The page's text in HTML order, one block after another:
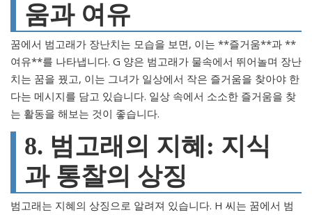
움과 여유
꿈에서 범고래가 장난치는 모습을 보면, 이는 **즐거움**과 **
여유**를 나타냅니다. G 양은 범고래가 물속에서 뛰어놀며 장난
치는 꿈을 꿨고, 이는 그녀가 일상에서 작은 즐거움을 찾아야 한
다는 메시지를 담고 있습니다. 일상 속에서 소소한 즐거움을 찾
는 활동을 해보는 것이 좋습니다.
8. 범고래의 지혜: 지식
과 통찰의 상징
범고래는 지혜의 상징으로 알려져 있습니다. H 씨는 꿈에서 범